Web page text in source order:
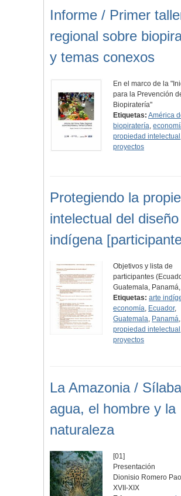
Informe / Primer
regional sobre
y temas conexos
En el marco de la
para la Prevención
Biopiratería"
Etiquetas: América
biopiratería,
propiedad intelectual
proyectos
Protegiendo la
intelectual del diseño
indígena
Objetivos y lista de
participantes
Guatemala,
Etiquetas: arte
economía, Ecuador,
Guatemala, Panamá,
propiedad intelectual
proyectos
La Amazonia /
agua, el hombre y la
naturaleza
[01]
Presentación
Dionisio Romero
XVII-XIX